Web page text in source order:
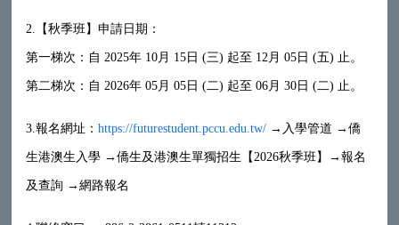
2. 【秋季班】申請日期：
第一梯次：自 2025年 10月 15日 (三) 起至 12月 05日 (五) 止。
第二梯次：自 2026年 05月 05日 (二) 起至 06月 30日 (二) 止。
3.報名網址：https://futurestudent.pccu.edu.tw/ →入學管道 →僑
生港澳生入學 →僑生及港澳生單獨招生【2026秋季班】→報名
及查詢 →網路報名